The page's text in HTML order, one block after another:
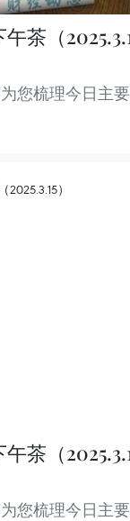
茶（
您梳理今日主
茶（
您梳理今日主